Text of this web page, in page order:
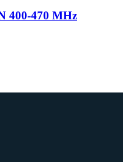
400-470 MHz